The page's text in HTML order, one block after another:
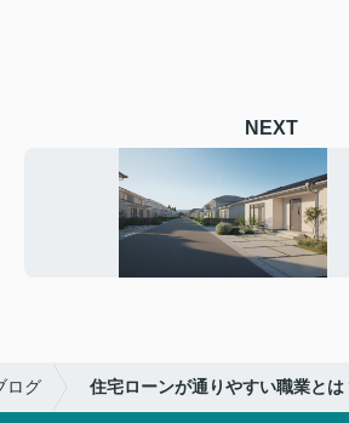
NEXT
ログ 住宅ローンが通りやすい職業と